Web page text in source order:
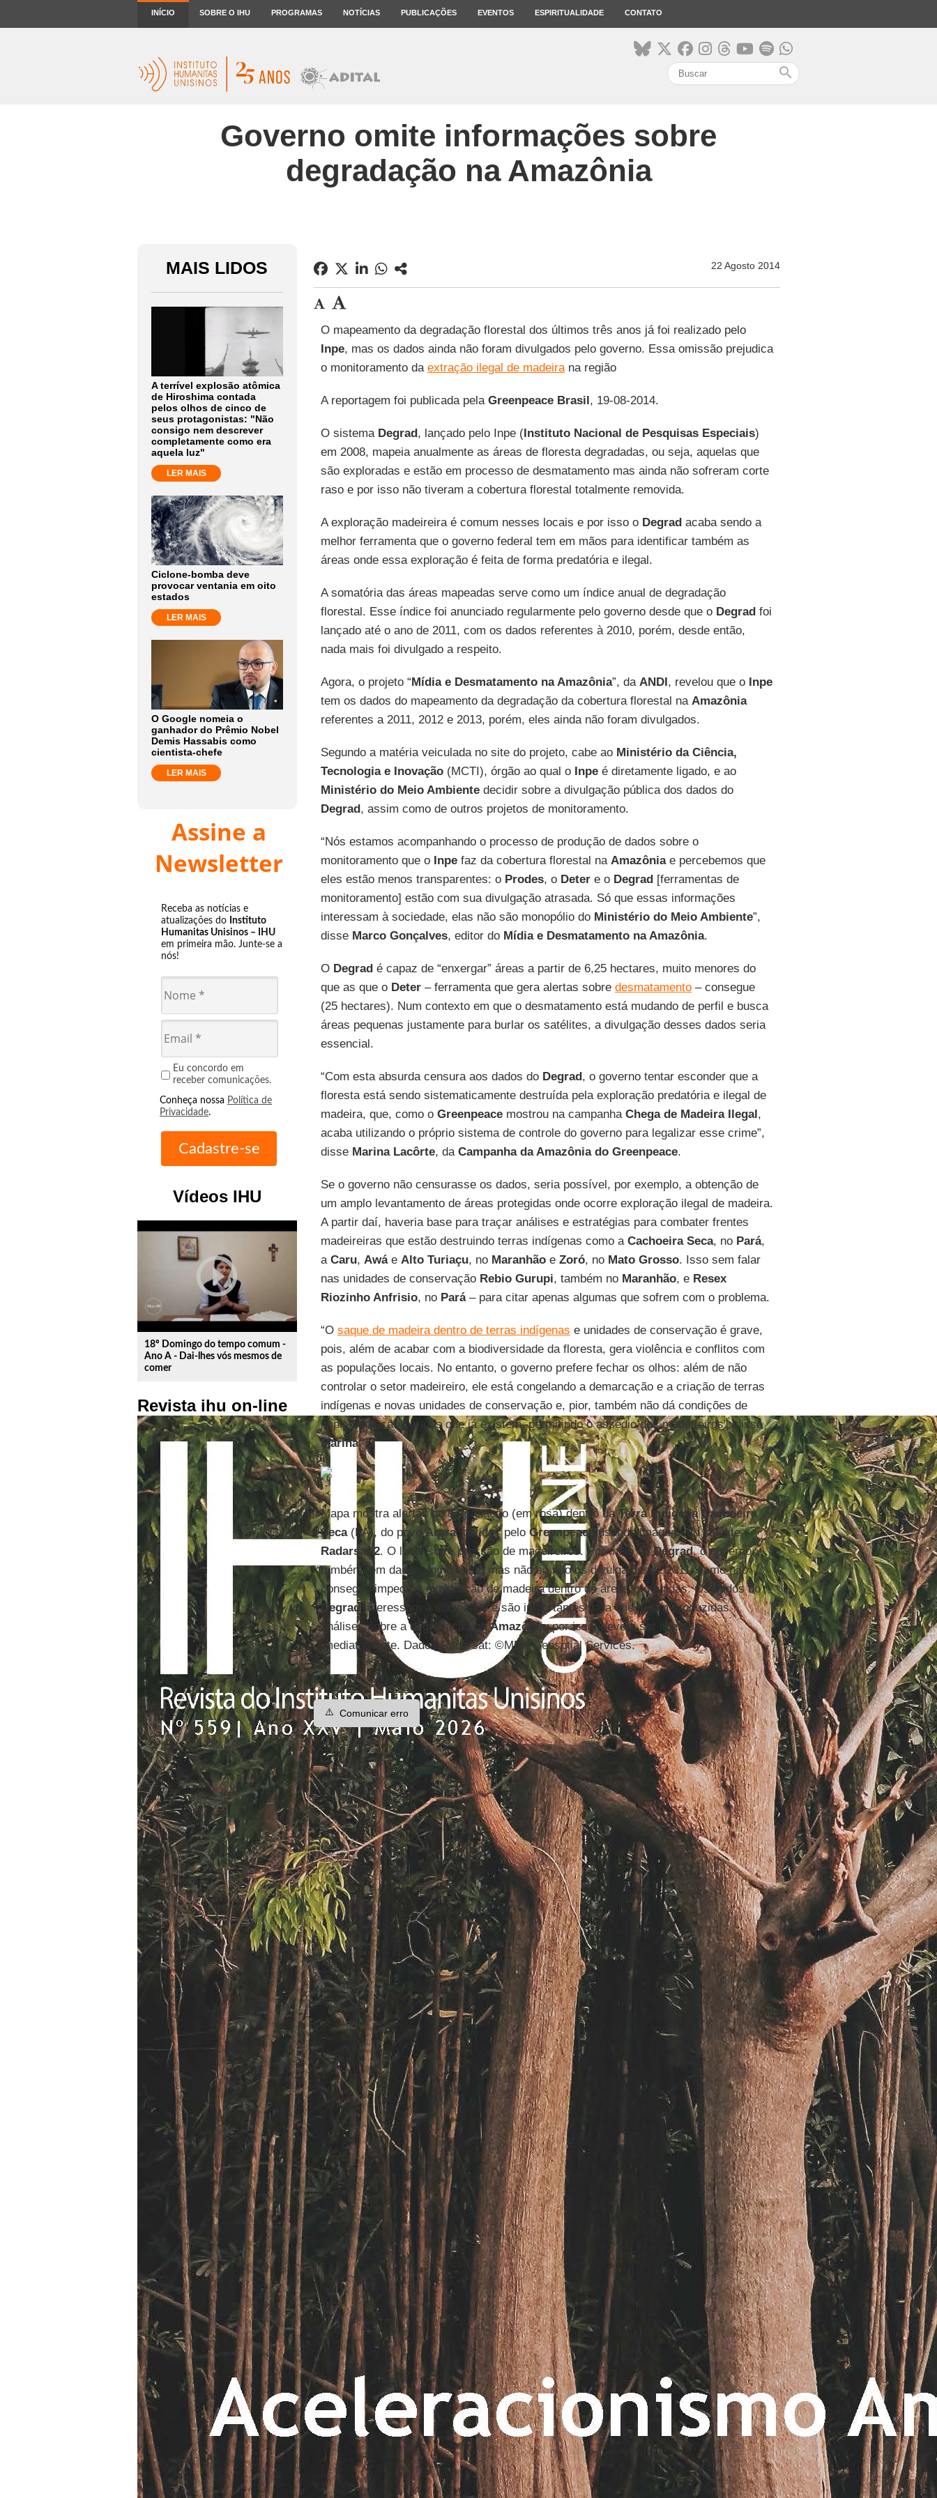
INÍCIO SOBRE O IHU PROGRAMAS NOTÍCIAS PUBLICAÇÕES EVENTOS ESPIRITUALIDADE CONTATO
search
Governo omite informações sobre
degradação na Amazônia
MAIS LIDOS
A terrível explosão atômica
de Hiroshima contada
pelos olhos de cinco de
seus protagonistas: "Não
consigo nem descrever
completamente como era
aquela luz"
LER MAIS
Ciclone-bomba deve
provocar ventania em oito
estados
LER MAIS
O Google nomeia o
ganhador do Prêmio Nobel
Demis Hassabis como
cientista-chefe
LER MAIS
Assine a
Newsletter
Receba as notícias e
atualizações do Instituto
Humanitas Unisinos – IHU
em primeira mão. Junte-se a
nós!
Eu concordo em
receber comunicações.
Conheça nossa Política de
Privacidade.
Vídeos IHU
play_circle_outline
18º Domingo do tempo comum -
Ano A - Dai-lhes vós mesmos de
comer
Revista ihu on-line
22 Agosto 2014
O mapeamento da degradação florestal dos últimos três anos já foi realizado pelo
Inpe, mas os dados ainda não foram divulgados pelo governo. Essa omissão prejudica
o monitoramento da extração ilegal de madeirana região
A reportagem foi publicada pela Greenpeace Brasil, 19-08-2014.
O sistema Degrad, lançado pelo Inpe (Instituto Nacional de Pesquisas Especiais)
em 2008, mapeia anualmente as áreas de floresta degradadas, ou seja, aquelas que
são exploradas e estão em processo de desmatamento mas ainda não sofreram corte
raso e por isso não tiveram a cobertura florestal totalmente removida.
A exploração madeireira é comum nesses locais e por isso o Degradacaba sendo a
melhor ferramenta que o governo federal tem em mãos para identificar também as
áreas onde essa exploração é feita de forma predatória e ilegal.
A somatória das áreas mapeadas serve como um índice anual de degradação
florestal. Esse índice foi anunciado regularmente pelo governo desde que o Degradfoi
lançado até o ano de 2011, com os dados referentes à 2010, porém, desde então,
nada mais foi divulgado a respeito.
Agora, o projeto “Mídia e Desmatamento na Amazônia”, da ANDI, revelou que o Inpe
tem os dados do mapeamento da degradação da cobertura florestal na Amazônia
referentes a 2011, 2012 e 2013, porém, eles ainda não foram divulgados.
Segundo a matéria veiculada no site do projeto, cabe ao Ministério da Ciência,
Tecnologia e Inovação(MCTI), órgão ao qual oInpeé diretamente ligado, e ao
Ministério do Meio Ambientedecidir sobre a divulgação pública dos dados do
Degrad, assim como de outros projetos de monitoramento.
“Nós estamos acompanhando o processo de produção de dados sobre o
monitoramento que o Inpefaz da cobertura florestal na Amazôniae percebemos que
eles estão menos transparentes: o Prodes, o Detere o Degrad[ferramentas de
monitoramento] estão com sua divulgação atrasada. Só que essas informações
interessam à sociedade, elas não são monopólio do Ministério do Meio Ambiente”,
disse Marco Gonçalves, editor doMídia e Desmatamento na Amazônia.
O Degradé capaz de “enxergar” áreas a partir de 6,25 hectares, muito menores do
que as que o Deter– ferramenta que gera alertas sobre desmatamento– consegue
(25 hectares). Num contexto em que o desmatamento está mudando de perfil e busca
áreas pequenas justamente para burlar os satélites, a divulgação desses dados seria
essencial.
“Com esta absurda censura aos dados do Degrad, o governo tentar esconder que a
floresta está sendo sistematicamente destruída pela exploração predatória e ilegal de
madeira, que, como o Greenpeacemostrou na campanha Chega de Madeira Ilegal,
acaba utilizando o próprio sistema de controle do governo para legalizar esse crime”,
disseMarina Lacôrte, da Campanha da Amazônia do Greenpeace.
Se o governo não censurasse os dados, seria possível, por exemplo, a obtenção de
um amplo levantamento de áreas protegidas onde ocorre exploração ilegal de madeira.
A partir daí, haveria base para traçar análises e estratégias para combater frentes
madeireiras que estão destruindo terras indígenas como a Cachoeira Seca, noPará,
a Caru, Awáe Alto Turiaçu, noMaranhãoe Zoró, noMato Grosso. Isso sem falar
nas unidades de conservação Rebio Gurupi, também noMaranhão, eResex
Riozinho Anfrisio, no Pará– para citar apenas algumas que sofrem com o problema.
“O saque de madeira dentro de terras indígenas e unidades de conservação é grave,
pois, além de acabar com a biodiversidade da floresta, gera violência e conflitos com
as populações locais. No entanto, o governo prefere fechar os olhos: além de não
controlar o setor madeireiro, ele está congelando a demarcação e a criação de terras
indígenas e novas unidades de conservação e, pior, também não dá condições de
implementação para as que já existem, permitindo o assédio dos madeireiros”, disse
Marina.
Mapa mostra alertas de degradação (em rosa) dentro daTerra Indígena Cachoeira
Seca(PA), do povoArara, obtidas pelo Greenpeaceusando imagens do satélite
Radarsat 2. O local sofre pressão de madeireiros. Por meio doDegrad, o governo
também tem dados como esse, mas não só não os divulga desde 2011, como não
consegue impedir a exploração de madeira dentro de áreas protegidas. Os dados do
Degradinteressam à sociedade e são importantes para que sejam produzidas
análises sobre a degradação naAmazônia, por isso, devem ser liberados
imediatamente. Dados Radarsat: ©MDA Geosptial Services.
⚠️ Comunicar erro